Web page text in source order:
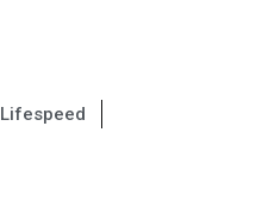
Lifespeed